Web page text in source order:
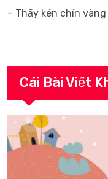
– Thấy kén chín
Cái Bài Viết